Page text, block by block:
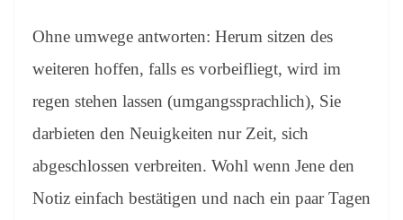
Ohne umwege antworten: Herum sitzen des
weiteren hoffen, falls es vorbeifliegt, wird im
regen stehen lassen (umgangssprachlich), Sie
darbieten den Neuigkeiten nur Zeit, sich
abgeschlossen verbreiten. Wohl wenn Jene den
Notiz einfach bestätigen und nach ein paar Tagen